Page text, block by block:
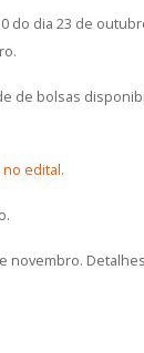
dia 23 de
de bolsas
no edital.
novembro.